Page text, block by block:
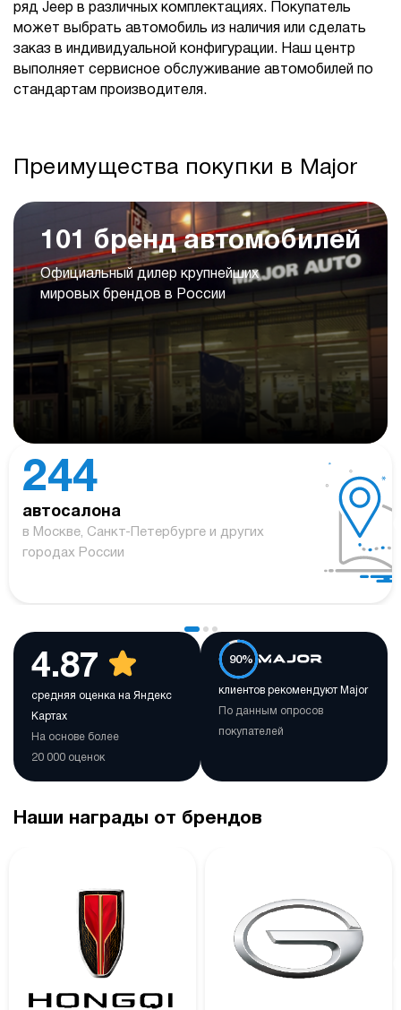
ряд Jeep в различных комплектациях. Покупатель
может выбрать автомобиль из наличия или сделать
заказ в индивидуальной конфигурации. Наш центр
выполняет сервисное обслуживание автомобилей по
стандартам производителя.
Преимущества покупки в Major
101 бренд автомобилей
Официальный дилер крупнейших
мировых брендов в России
244
автосалона
в Москве, Санкт-Петербурге и других
городах России
4.87
средняя оценка на Яндекс
Картах
На основе более
20 000 оценок
90%
клиентов рекомендуют Major
По данным опросов
покупателей
Наши награды от брендов